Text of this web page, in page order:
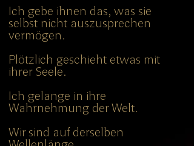
Ich gebe ihnen das, was sie
selbst nicht auszusprechen
vermögen.
Plötzlich geschieht etwas mit
ihrer Seele.
Ich gelange in ihre
Wahrnehmung der Welt.
Wir sind auf derselben